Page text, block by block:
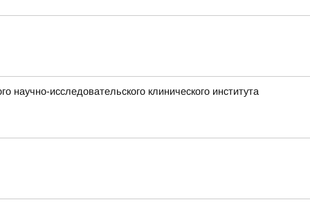
исследовательского клинического института